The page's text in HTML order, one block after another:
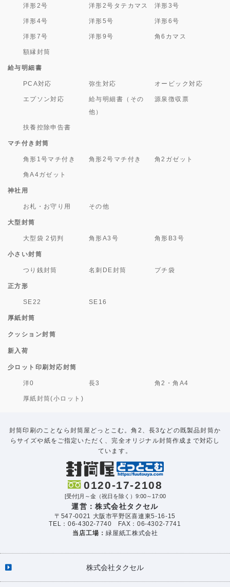
洋形2号 洋形2号タテカマス 洋形3号
洋形4号 洋形5号 洋形6号
洋形7号 洋形9号 角6カマス
額縁封筒
給与明細書
PCA対応 弥生対応 オービック対応
エプソン対応
給与明細書（その
他）
源泉徴収票
扶養控除申告書
マチ付き封筒
角形1号マチ付き 角形2号マチ付き 角2ガゼット
角A4ガゼット
神社用
お札・お守り用 その他
大型封筒
大型袋 2切判 角形A3号 角形B3号
小さい封筒
つり銭封筒 名刺DE封筒 プチ袋
正方形
SE22 SE16
厚紙封筒
クッション封筒
新入荷
少ロット印刷対応封筒
洋0 長3 角2・角A4
厚紙封筒(小ロット)
封筒印刷のことなら封筒屋どっとこむ。角2、長3などの既製品封筒か
らサイズや紙をご指定いただく、完全オリジナル封筒作成まで対応し
ています。
0120-17-2108
[受付]月～金（祝日を除く）9:00～17:00
運営：株式会社タクセル
〒547-0021 大阪市平野区喜連東5-16-15
TEL：06-4302-7740 FAX：06-4302-7741
当店工場：緑屋紙工株式会社
株式会社タクセル